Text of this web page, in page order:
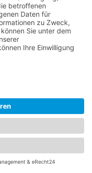
finden!